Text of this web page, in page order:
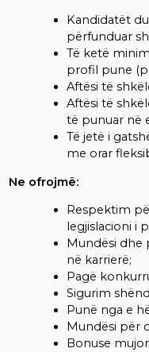
Kandidatët
përfunduar
Të ketë
profil pune
Aftësi të
Aftësi të
të punuar në
Të jetë i
me orar
Ne ofrojmë:
Respektim
legjislacioni i
Mundësi dhe
në karrierë;
Pagë
Sigurim
Punë nga e
Mundësi për
Bonuse